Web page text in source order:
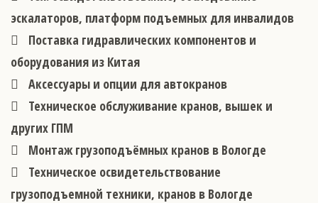
эскалаторов, платформ подъемных для инвалидов
Поставка гидравлических компонентов и
оборудования из Китая
Аксессуары и опции для автокранов
Техническое обслуживание кранов, вышек и
других ГПМ
Монтаж грузоподъёмных кранов в Вологде
Техническое освидетельствование
грузоподъемной техники, кранов в Вологде